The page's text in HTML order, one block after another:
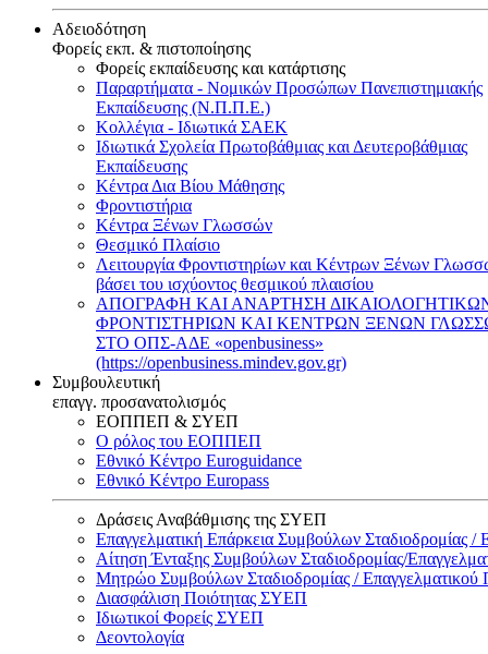
Αδειοδότηση
Φορείς εκπ. & πιστοποίησης
Φορείς εκπαίδευσης και κατάρτισης
Παραρτήματα - Νομικών Προσώπων Πανεπιστημιακής
Εκπαίδευσης (Ν.Π.Π.Ε.)
Κολλέγια - Ιδιωτικά ΣΑΕΚ
Ιδιωτικά Σχολεία Πρωτοβάθμιας και Δευτεροβάθμιας
Εκπαίδευσης
Κέντρα Δια Βίου Μάθησης
Φροντιστήρια
Κέντρα Ξένων Γλωσσών
Θεσμικό Πλαίσιο
Λειτουργία Φροντιστηρίων και Κέντρων Ξένων
βάσει του ισχύοντος θεσμικού πλαισίου
ΑΠΟΓΡΑΦΗ ΚΑΙ ΑΝΑΡΤΗΣΗ
ΦΡΟΝΤΙΣΤΗΡΙΩΝ ΚΑΙ ΚΕΝΤΡΩΝ ΞΕΝΩΝ
ΣΤΟ ΟΠΣ-ΑΔΕ «openbusiness»
(https://openbusiness.mindev.gov.gr)
Συμβουλευτική
επαγγ. προσανατολισμός
ΕΟΠΠΕΠ & ΣΥΕΠ
Ο ρόλος του ΕΟΠΠΕΠ
Εθνικό Κέντρο Euroguidance
Εθνικό Κέντρο Europass
Δράσεις Αναβάθμισης της ΣΥΕΠ
Επαγγελματική Επάρκεια Συμβούλων Σταδιοδρομίας /
Αίτηση Ένταξης Συμβούλων Σταδιοδρομίας/
Μητρώο Συμβούλων Σταδιοδρομίας / Επαγγελματικού
Διασφάλιση Ποιότητας ΣΥΕΠ
Ιδιωτικοί Φορείς ΣΥΕΠ
Δεοντολογία